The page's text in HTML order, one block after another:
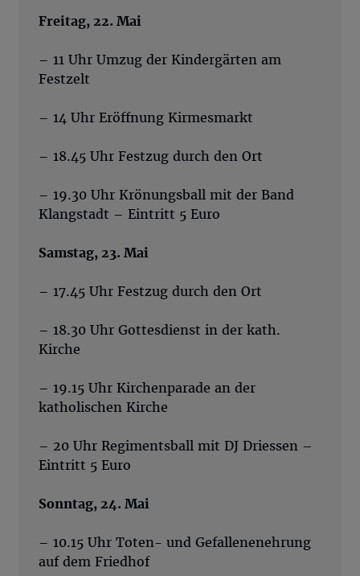
Freitag, 22. Mai
– 11 Uhr Umzug der Kindergärten am
Festzelt
– 14 Uhr Eröffnung Kirmesmarkt
– 18.45 Uhr Festzug durch den Ort
– 19.30 Uhr Krönungsball mit der Band
Klangstadt – Eintritt 5 Euro
Samstag, 23. Mai
– 17.45 Uhr Festzug durch den Ort
– 18.30 Uhr Gottesdienst in der kath.
Kirche
– 19.15 Uhr Kirchenparade an der
katholischen Kirche
– 20 Uhr Regimentsball mit DJ Driessen –
Eintritt 5 Euro
Sonntag, 24. Mai
– 10.15 Uhr Toten- und Gefallenenehrung
auf dem Friedhof